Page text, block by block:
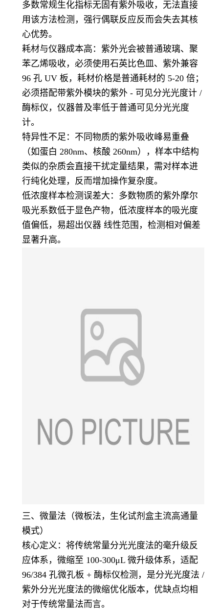
多数常规生化指标无固有紫外吸收，无法直接
用该方法检测，强行偶联反应反而会失去其核
心优势。
耗材与仪器成本高：紫外光会被普通玻璃、聚
苯乙烯吸收，必须使用石英比色皿、紫外兼容
96 孔 UV 板，耗材价格是普通耗材的 5-20 倍；
必须搭配带紫外模块的紫外 - 可见分光光度计 /
酶标仪，仪器普及率低于普通可见分光光度
计。
特异性不足：不同物质的紫外吸收峰易重叠
（如蛋白 280nm、核酸 260nm），样本中结构
类似的杂质会直接干扰定量结果，需对样本进
行纯化处理，反而增加操作复杂度。
低浓度样本检测误差大：多数物质的紫外摩尔
吸光系数低于显色产物，低浓度样本的吸光度
值偏低，易超出仪器 线性范围，检测相对偏差
显著升高。
三、微量法（微板法，生化试剂盒主流高通量
模式）
核心定义：将传统常量分光光度法的毫升级反
应体系，微缩至 100-300μL 微升级体系，适配
96/384 孔微孔板 + 酶标仪检测，是分光光度法 /
紫外分光光度法的微缩优化版本，优缺点均相
对于传统常量法而言。